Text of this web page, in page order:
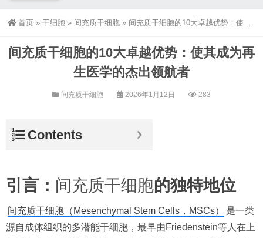
首页 » 干细胞 » 间充质干细胞 » 间充质干细胞的10大卓越优势：使其成为再生医学的杰出领航者
间充质干细胞的10大卓越优势：使其成为再
生医学的杰出领航者
间充质干细胞 2026年1月12日 283
Contents
引言： 间充质干细胞的独特地位
间充质干细胞（Mesenchymal Stem Cells，MSCs）
是一类
源自成体组织的多潜能干细胞，最早由Friedenstein等人在上